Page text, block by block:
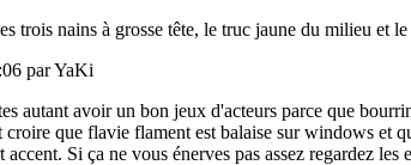
trois nains à grosse tête, le truc jaune du milieu et
par YaKi
autant avoir un bon jeux d'acteurs parce que
croire que flavie flament est balaise sur windows
Si ça ne vous énerves pas assez regardez